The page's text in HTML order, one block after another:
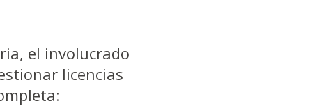
el involucrado
licencias